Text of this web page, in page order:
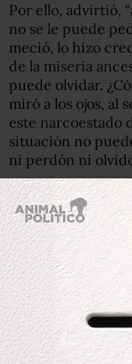
Por ello, advirtió,
no se le puede
meció, lo hizo
de la miseria
puede olvidar.
miró a los ojos, al
este narcoestado
situación no
ni perdón ni